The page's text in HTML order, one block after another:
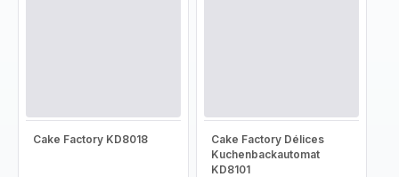
Cake Factory KD8018
Cake Factory Délices
Kuchenbackautomat
KD8101